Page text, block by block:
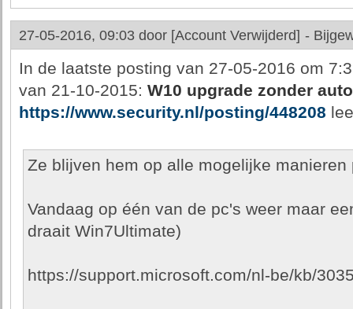
27-05-2016, 09:03 door [Account Verwijderd] -
In de laatste posting van 27-05-2016 om
van 21-10-2015: W10 upgrade zonder
https://www.security.nl/posting/448208
Ze blijven hem op alle mogelijke manieren
Vandaag op één van de pc's weer maar
draait Win7Ultimate)
https://support.microsoft.com/nl-be/kb/